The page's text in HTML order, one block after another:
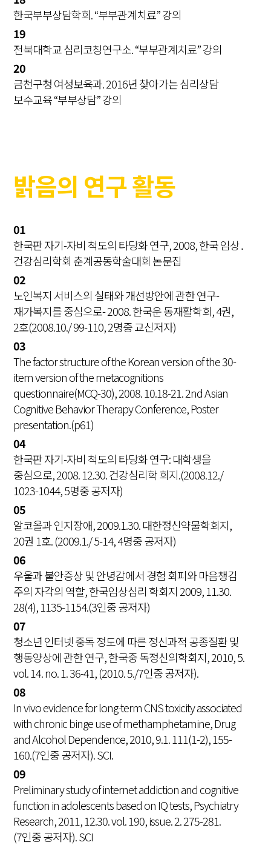
한국부부상담학회. “부부관계치료” 강의
19
전북대학교 심리코칭연구소. “부부관계치료” 강의
20
금천구청 여성보육과. 2016년 찾아가는 심리상담
보수교육 “부부상담” 강의
밝음의 연구 활동
01
한국판 자기-자비 척도의 타당화 연구, 2008, 한국 임상․
건강심리학회 춘계공동학술대회 논문집
02
노인복지 서비스의 실태와 개선방안에 관한 연구-
재가복지를 중심으로- 2008. 한국운 동재활학회, 4권,
2호(2008.10./ 99-110, 2명중 교신저자)
03
The factor structure of the Korean version of the 30-
item version of the metacognitions
questionnaire(MCQ-30), 2008. 10.18-21. 2nd Asian
Cognitive Behavior Therapy Conference, Poster
presentation.(p61)
04
한국판 자기-자비 척도의 타당화 연구: 대학생을
중심으로, 2008. 12.30. 건강심리학 회지.(2008.12./
1023-1044, 5명중 공저자)
05
알코올과 인지장애, 2009.1.30. 대한정신약물학회지,
20권 1호. (2009.1./ 5-14, 4명중 공저자)
06
우울과 불안증상 및 안녕감에서 경험 회피와 마음챙김
주의 자각의 역할, 한국임상심리 학회지 2009, 11.30.
28(4), 1135-1154.(3인중 공저자)
07
청소년 인터넷 중독 정도에 따른 정신과적 공종질환 및
행동양상에 관한 연구, 한국중 독정신의학회지, 2010, 5.
vol. 14. no. 1. 36-41, (2010. 5./7인중 공저자).
08
In vivo evidence for long-term CNS toxicity associated
with chronic binge use of methamphetamine, Drug
and Alcohol Dependence, 2010, 9.1. 111(1-2), 155-
160.(7인중 공저자). SCI.
09
Preliminary study of internet addiction and cognitive
function in adolescents based on IQ tests, Psychiatry
Research, 2011, 12.30. vol. 190, issue. 2. 275-281.
(7인중 공저자). SCI